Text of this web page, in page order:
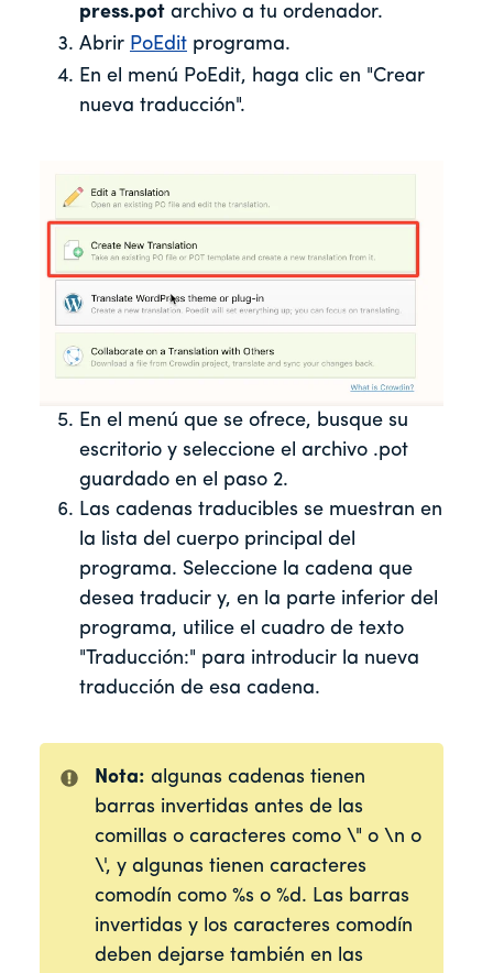
press.pot archivo a tu ordenador.
Abrir PoEdit programa.
En el menú PoEdit, haga clic en "Crear
nueva traducción".
En el menú que se ofrece, busque su
escritorio y seleccione el archivo .pot
guardado en el paso 2.
Las cadenas traducibles se muestran en
la lista del cuerpo principal del
programa. Seleccione la cadena que
desea traducir y, en la parte inferior del
programa, utilice el cuadro de texto
"Traducción:" para introducir la nueva
traducción de esa cadena.
Nota: algunas cadenas tienen
barras invertidas antes de las
comillas o caracteres como \" o \n o
\', y algunas tienen caracteres
comodín como %s o %d. Las barras
invertidas y los caracteres comodín
deben dejarse también en las